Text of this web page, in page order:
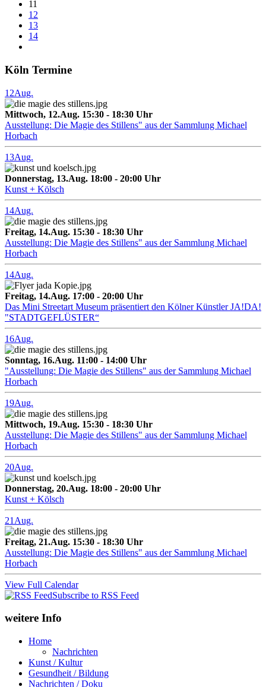
11
12
13
14
Köln Termine
12Aug.
Mittwoch, 12.Aug. 15:30 - 18:30 Uhr
Ausstellung: Die Magie des Stillens" aus der Sammlung Michael
Horbach
13Aug.
Donnerstag, 13.Aug. 18:00 - 20:00 Uhr
Kunst + Kölsch
14Aug.
Freitag, 14.Aug. 15:30 - 18:30 Uhr
Ausstellung: Die Magie des Stillens" aus der Sammlung Michael
Horbach
14Aug.
Freitag, 14.Aug. 17:00 - 20:00 Uhr
Das Mini Streetart Museum präsentiert den Kölner Künstler JA!DA!
"STADTGEFLÜSTER“
16Aug.
Sonntag, 16.Aug. 11:00 - 14:00 Uhr
"Ausstellung: Die Magie des Stillens" aus der Sammlung Michael
Horbach
19Aug.
Mittwoch, 19.Aug. 15:30 - 18:30 Uhr
Ausstellung: Die Magie des Stillens" aus der Sammlung Michael
Horbach
20Aug.
Donnerstag, 20.Aug. 18:00 - 20:00 Uhr
Kunst + Kölsch
21 Aug.
Freitag, 21.Aug. 15:30 - 18:30 Uhr
Ausstellung: Die Magie des Stillens" aus der Sammlung Michael
Horbach
View Full Calendar
Subscribe to RSS Feed
weitere Info
Home
Nachrichten
Kunst / Kultur
Gesundheit / Bildung
Nachrichten / Doku